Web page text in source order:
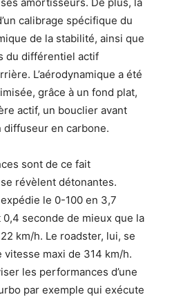
calibrage spécifique du
de la stabilité, ainsi que
du différentiel actif
L’aérodynamique a été
grâce à un fond plat,
actif, un bouclier avant
diffuseur en carbone.
sont de ce fait
révèlent détonantes.
le 0-100 en 3,7
seconde de mieux que la
km/h. Le roadster, lui, se
vitesse maxi de 314 km/h.
les performances d’une
par exemple qui exécute